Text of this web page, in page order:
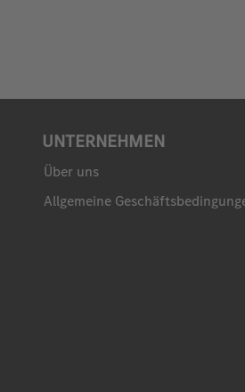
UNTERNEHMEN
Über uns
Allgemeine